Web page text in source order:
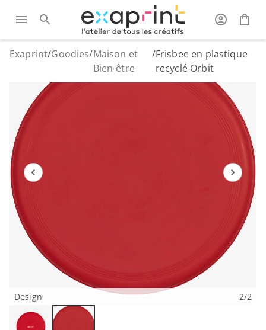
Exaprint/Goodies/Maison et
Bien-être
/Frisbee en plastique
recyclé Orbit
Design 2/2